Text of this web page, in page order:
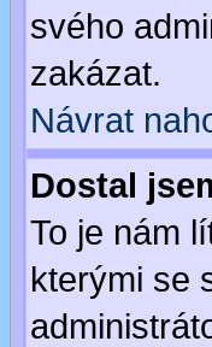
svého
zakázat.
Návrat
Dostal
To je nám
kterými se